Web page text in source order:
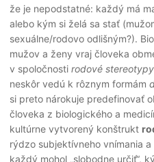
že je nepodstatné: každý má
alebo kým si želá sa stať
sexuálne/rodovo odlišným?).
mužov a ženy vraj človeka
v spoločnosti rodové stereotypy
neskôr vedú k rôznym formám
si preto nárokuje predefinovať
človeka z biologického a
kultúrne vytvorený konštrukt
rýdzo subjektívneho vnímania
každý mohol „slobodne určiť“,